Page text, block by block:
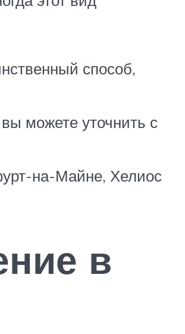
способ,
можете уточнить с
на-Майне, Хелиос
в